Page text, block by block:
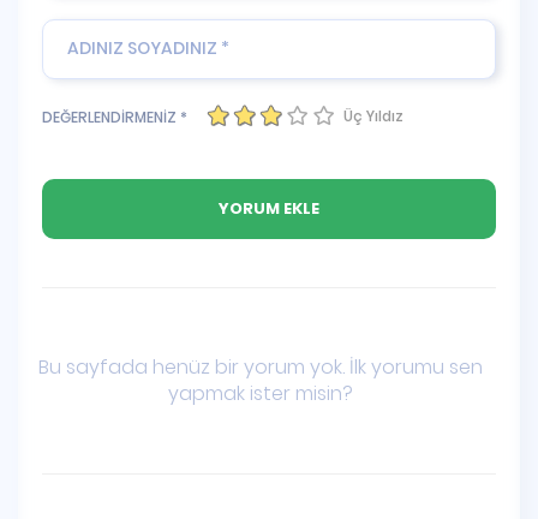
DEĞERLENDİRMENİZ * Üç Yıldız
Bu sayfada henüz bir yorum yok. İlk yorumu sen
yapmak ister misin?